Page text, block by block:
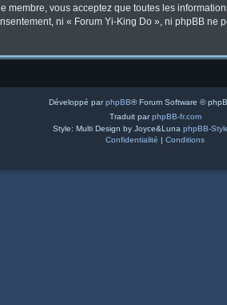
vous acceptez que toutes les
ni « Forum Yi-King Do », ni phpBB
Développé parphpBB® Forum Software ©
Traduit parphpBB-fr.com
Style: Multi Design by Joyce&Luna phpBB-
Confidentialité | Conditions